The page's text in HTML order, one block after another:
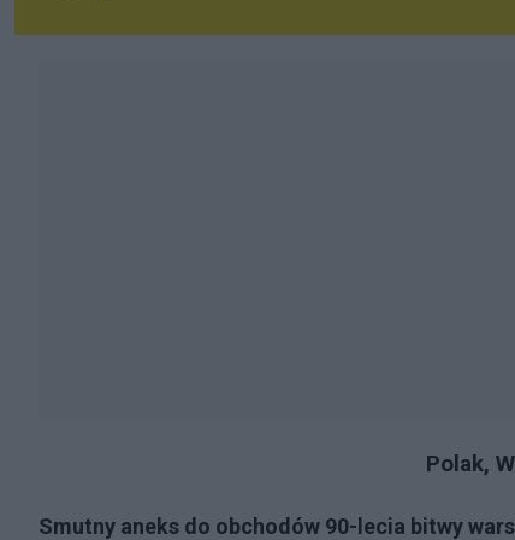
Polak,
Smutny aneks do obchodów 90-lecia bitwy